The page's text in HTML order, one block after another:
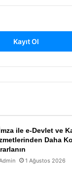
Kayıt Ol
ile e-Devlet ve
Daha
1 Ağustos 2026